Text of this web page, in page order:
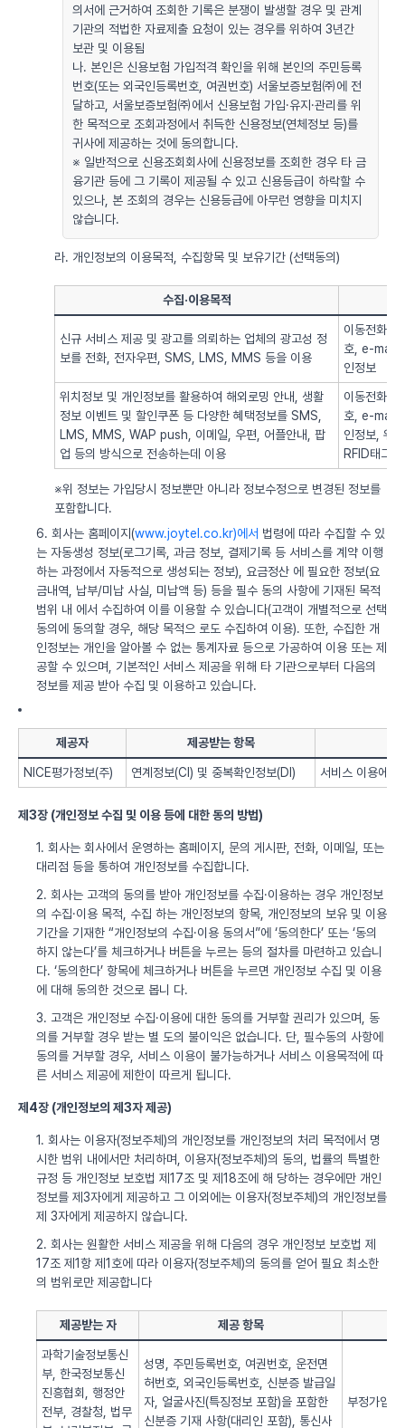
의서에 근거하여 조회한 기록은 분쟁이 발생할 경우 및 관계
기관의 적법한 자료제출 요청이 있는 경우를 위하여 3년간
보관 및 이용됨
나. 본인은 신용보험 가입적격 확인을 위해 본인의 주민등록
번호(또는 외국인등록번호, 여권번호) 서울보증보험㈜에 전
달하고, 서울보증보험㈜에서 신용보험 가입·유지·관리를 위
한 목적으로 조회과정에서 취득한 신용정보(연체정보 등)를
귀사에 제공하는 것에 동의합니다.
※ 일반적으로 신용조회회사에 신용정보를 조회한 경우 타 금
융기관 등에 그 기록이 제공될 수 있고 신용등급이 하락할 수
있으나, 본 조회의 경우는 신용등급에 아무런 영향을 미치지
않습니다.
라. 개인정보의 이용목적, 수집항목 및 보유기간 (선택동의)
수집·이용목적
신규 서비스 제공 및 광고를 의뢰하는 업체의 광고성 정
보를 전화, 전자우편, SMS, LMS, MMS 등을 이용
이동전화번
호, e-mail,
인정보
위치정보 및 개인정보를 활용하여 해외로밍 안내, 생활
정보 이벤트 및 할인쿠폰 등 다양한 혜택정보를 SMS,
LMS, MMS, WAP push, 이메일, 우편, 어플안내, 팝
업 등의 방식으로 전송하는데 이용
이동전화번
호, e-mail,
인정보, 위
RFID태그
※위 정보는 가입당시 정보뿐만 아니라 정보수정으로 변경된 정보를
포함합니다.
6. 회사는 홈페이지(www.joytel.co.kr)에서 법령에 따라 수집할 수 있
는 자동생성 정보(로그기록, 과금 정보, 결제기록 등 서비스를 계약 이행
하는 과정에서 자동적으로 생성되는 정보), 요금정산 에 필요한 정보(요
금내역, 납부/미납 사실, 미납액 등) 등을 필수 동의 사항에 기재된 목적
범위 내 에서 수집하여 이를 이용할 수 있습니다(고객이 개별적으로 선택
동의에 동의할 경우, 해당 목적으 로도 수집하여 이용). 또한, 수집한 개
인정보는 개인을 알아볼 수 없는 통계자료 등으로 가공하여 이용 또는 제
공할 수 있으며, 기본적인 서비스 제공을 위해 타 기관으로부터 다음의
정보를 제공 받아 수집 및 이용하고 있습니다.
제공자 제공받는 항목
NICE평가정보(주) 연계정보(CI) 및 중복확인정보(DI) 서비스 이용에
제3장 (개인정보 수집 및 이용 등에 대한 동의 방법)
1. 회사는 회사에서 운영하는 홈페이지, 문의 게시판, 전화, 이메일, 또는
대리점 등을 통하여 개인정보를 수집합니다.
2. 회사는 고객의 동의를 받아 개인정보를 수집·이용하는 경우 개인정보
의 수집·이용 목적, 수집 하는 개인정보의 항목, 개인정보의 보유 및 이용
기간을 기재한 “개인정보의 수집·이용 동의서”에 ‘동의한다’ 또는 ‘동의
하지 않는다’를 체크하거나 버튼을 누르는 등의 절차를 마련하고 있습니
다. ‘동의한다’ 항목에 체크하거나 버튼을 누르면 개인정보 수집 및 이용
에 대해 동의한 것으로 봅니 다.
3. 고객은 개인정보 수집·이용에 대한 동의를 거부할 권리가 있으며, 동
의를 거부할 경우 받는 별 도의 불이익은 없습니다. 단, 필수동의 사항에
동의를 거부할 경우, 서비스 이용이 불가능하거나 서비스 이용목적에 따
른 서비스 제공에 제한이 따르게 됩니다.
제4장 (개인정보의 제3자 제공)
1. 회사는 이용자(정보주체)의 개인정보를 개인정보의 처리 목적에서 명
시한 범위 내에서만 처리하며, 이용자(정보주체)의 동의, 법률의 특별한
규정 등 개인정보 보호법 제17조 및 제18조에 해 당하는 경우에만 개인
정보를 제3자에게 제공하고 그 이외에는 이용자(정보주체)의 개인정보를
제 3자에게 제공하지 않습니다.
2. 회사는 원활한 서비스 제공을 위해 다음의 경우 개인정보 보호법 제
17조 제1항 제1호에 따라 이용자(정보주체)의 동의를 얻어 필요 최소한
의 범위로만 제공합니다
제공받는 자 제공 항목
과학기술정보통신
부, 한국정보통신
진흥협회, 행정안
전부, 경찰청, 법무
성명, 주민등록번호, 여권번호, 운전면
허번호, 외국인등록번호, 신분증 발급일
자, 얼굴사진(특징정보 포함)을 포함한
신분증 기재 사항(대리인 포함), 통신사
부정가입